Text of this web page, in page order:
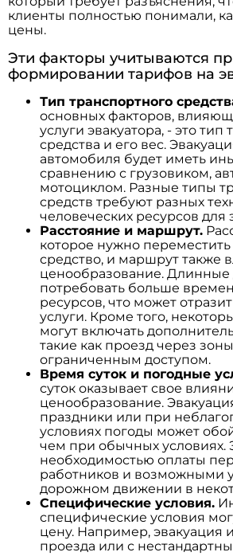
клиенты полностью понимали,
цены.
Эти факторы учитываются
формировании тарифов на
Тип транспортного
основных факторов,
услуги эвакуатора, - это тип
средства и его вес.
автомобиля будет иметь
сравнению с грузовиком,
мотоциклом. Разные типы
средств требуют разных
человеческих ресурсов для
Расстояние и маршрут.
которое нужно
средство, и маршрут также
ценообразование. Длинные
потребовать больше
ресурсов, что может
услуги. Кроме того,
могут включать
такие как проезд через
ограниченным доступом.
Время суток и погодные
суток оказывает свое
ценообразование.
праздники или при
условиях погоды может
чем при обычных условиях.
необходимостью оплаты
работников и возможными
дорожном движении в
Специфические условия.
специфические условия
цену. Например, эвакуация
проезда или с